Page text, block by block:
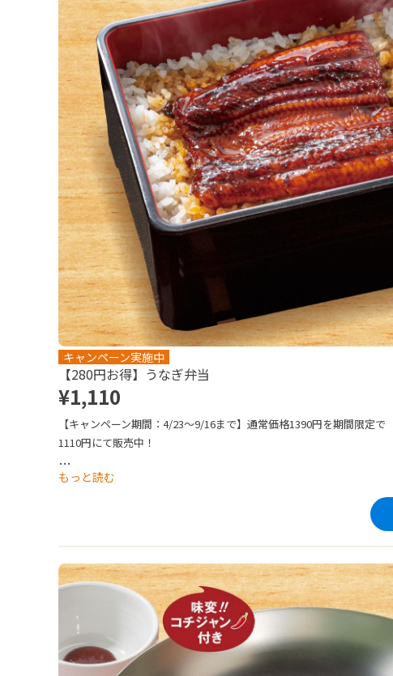
キャンペーン実施中
【280円お得】うなぎ弁当
¥1,110
【キャンペーン期間：4/23～9/16まで】通常価格1390円を期間限定で
1110円にて販売中！
「ふっくらやわらか」な自慢のうなぎ。ほどよく香ばしさを残したう
なぎと甘すぎずキレのある焼きダレが相性抜群。※うなぎには小骨が
ございますのでご注意ください。※写真はイメージです。専用容器で
…
もっと読む